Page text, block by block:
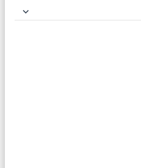
keyboard_arrow_down